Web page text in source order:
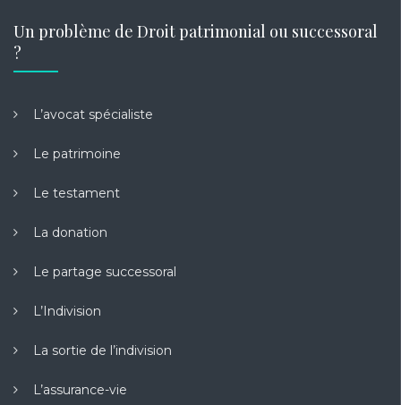
Un problème de Droit patrimonial ou successoral
?
L’avocat spécialiste
Le patrimoine
Le testament
La donation
Le partage successoral
L’Indivision
La sortie de l’indivision
L’assurance-vie